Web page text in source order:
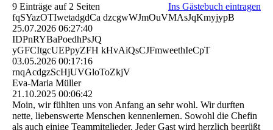
9 Einträge auf 2 Seiten
Ins Gästebuch eintragen
fqSYazOTIwetadgdCa dzcgwWJmOuVMAsJqKmyjypB
25.07.2026 06:27:40
IDPnRYBaPoedhPsJQ
yGFCItgcUEPpyZFH kHvAiQsCJFmweethIeCpT
03.05.2026 00:17:16
rnqAcdgzScHjUVGloToZkjV
Eva-Maria Müller
21.10.2025 00:06:42
Moin, wir fühlten uns von Anfang an sehr wohl. Wir durften
nette, liebenswerte Menschen kennenlernen. Sowohl die Chefin
als auch einige Teammitglieder. Jeder Gast wird herzlich begrüßt